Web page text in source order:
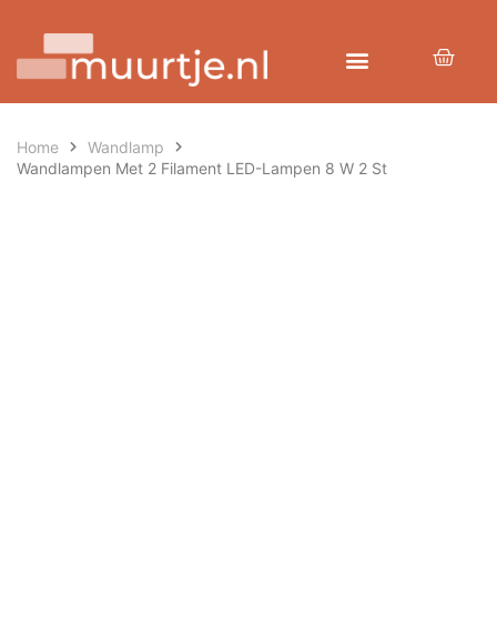
Home
Wandlamp
Wandlampen Met 2 Filament LED-Lampen 8 W 2 St